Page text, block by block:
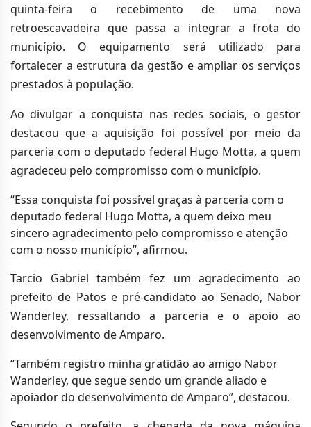
quinta-feira o recebimento de uma nova
retroescavadeira que passa a integrar a frota do
município. O equipamento será utilizado para
fortalecer a estrutura da gestão e ampliar os serviços
prestados à população.
Ao divulgar a conquista nas redes sociais, o gestor
destacou que a aquisição foi possível por meio da
parceria com o deputado federal Hugo Motta, a quem
agradeceu pelo compromisso com o município.
“Essa conquista foi possível graças à parceria com o
deputado federal Hugo Motta, a quem deixo meu
sincero agradecimento pelo compromisso e atenção
com o nosso município”, afirmou.
Tarcio Gabriel também fez um agradecimento ao
prefeito de Patos e pré-candidato ao Senado, Nabor
Wanderley, ressaltando a parceria e o apoio ao
desenvolvimento de Amparo.
“Também registro minha gratidão ao amigo Nabor
Wanderley, que segue sendo um grande aliado e
apoiador do desenvolvimento de Amparo”, destacou.